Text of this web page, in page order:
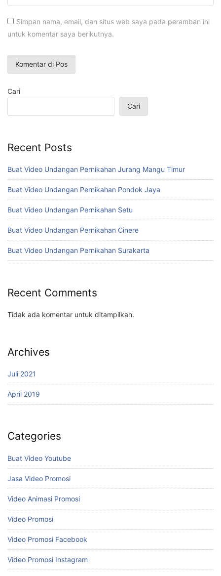
Simpan nama, email, dan situs web saya pada peramban ini
untuk komentar saya berikutnya.
Cari
Cari
Recent Posts
Buat Video Undangan Pernikahan Jurang Mangu Timur
Buat Video Undangan Pernikahan Pondok Jaya
Buat Video Undangan Pernikahan Setu
Buat Video Undangan Pernikahan Cinere
Buat Video Undangan Pernikahan Surakarta
Recent Comments
Tidak ada komentar untuk ditampilkan.
Archives
Juli 2021
April 2019
Categories
Buat Video Youtube
Jasa Video Promosi
Video Animasi Promosi
Video Promosi
Video Promosi Facebook
Video Promosi Instagram